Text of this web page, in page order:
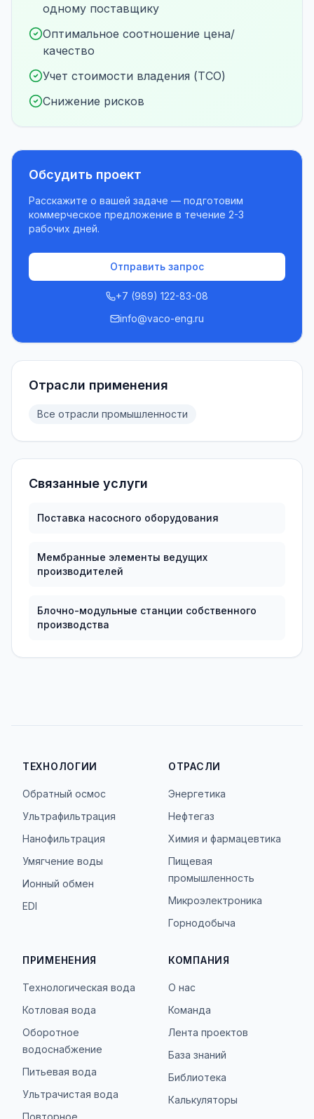
одному поставщику
Оптимальное соотношение цена/
качество
Учет стоимости владения (TCO)
Снижение рисков
Обсудить проект
Расскажите о вашей задаче — подготовим
коммерческое предложение в течение 2-3
рабочих дней.
Отправить запрос
+7 (989) 122-83-08
info@vaco-eng.ru
Отрасли применения
Все отрасли промышленности
Связанные услуги
Поставка насосного оборудования
Мембранные элементы ведущих
производителей
Блочно-модульные станции собственного
производства
ТЕХНОЛОГИИ
Обратный осмос
Ультрафильтрация
Нанофильтрация
Умягчение воды
Ионный обмен
EDI
ОТРАСЛИ
Энергетика
Нефтегаз
Химия и фармацевтика
Пищевая
промышленность
Микроэлектроника
Горнодобыча
ПРИМЕНЕНИЯ
Технологическая вода
Котловая вода
Оборотное
водоснабжение
Питьевая вода
Ультрачистая вода
Повторное
КОМПАНИЯ
О нас
Команда
Лента проектов
База знаний
Библиотека
Калькуляторы